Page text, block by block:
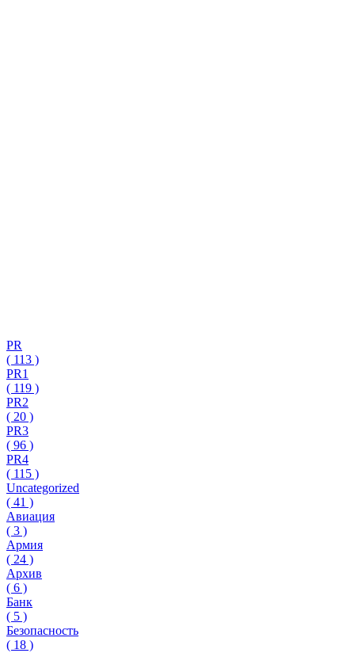
PR
( 113 )
PR1
( 119 )
PR2
( 20 )
PR3
( 96 )
PR4
( 115 )
Uncategorized
( 41 )
Авиация
( 3 )
Армия
( 24 )
Архив
( 6 )
Банк
( 5 )
Безопасность
( 18 )